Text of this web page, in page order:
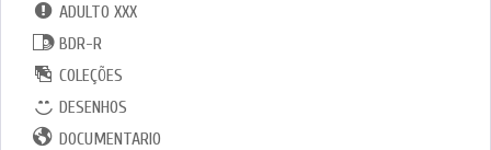
ADULTO XXX
BDR-R
COLEÇÕES
DESENHOS
DOCUMENTARIO